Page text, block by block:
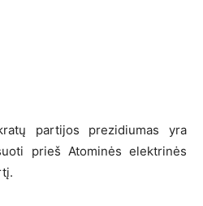
partijos prezidiumas yra
prieš Atominės elektrinės